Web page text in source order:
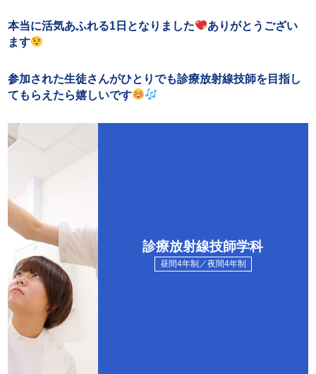
本当に活気あふれる1日となりました
ありがとうござい
ます
参加された生徒さんがひとりでも診療放射線技師を目指し
てもらえたら嬉しいです
診療放射線技師学科
昼間4年制／夜間4年制